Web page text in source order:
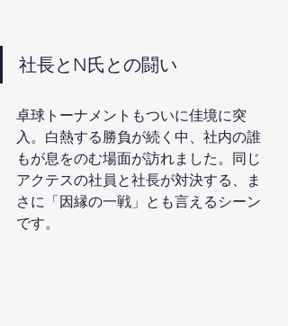
社長とN氏との闘い
卓球トーナメントもついに佳境に突
入。白熱する勝負が続く中、社内の誰
もが息をのむ場面が訪れました。同じ
アクテスの社員と社長が対決する、ま
さに「因縁の一戦」とも言えるシーン
です。